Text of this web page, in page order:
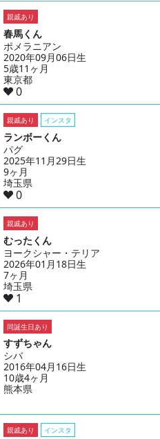
親戚あり
春馬くん
ポメラニアン
2020年09月06日生
5歳11ヶ月
東京都
0
親戚あり インスタ
ランボーくん
パグ
2025年11月29日生
9ヶ月
埼玉県
0
親戚あり
むったくん
ヨークシャー・テリア
2026年01月18日生
7ヶ月
埼玉県
1
同誕生日あり
すずちゃん
シバ
2016年04月16日生
10歳4ヶ月
熊本県
親戚あり インスタ